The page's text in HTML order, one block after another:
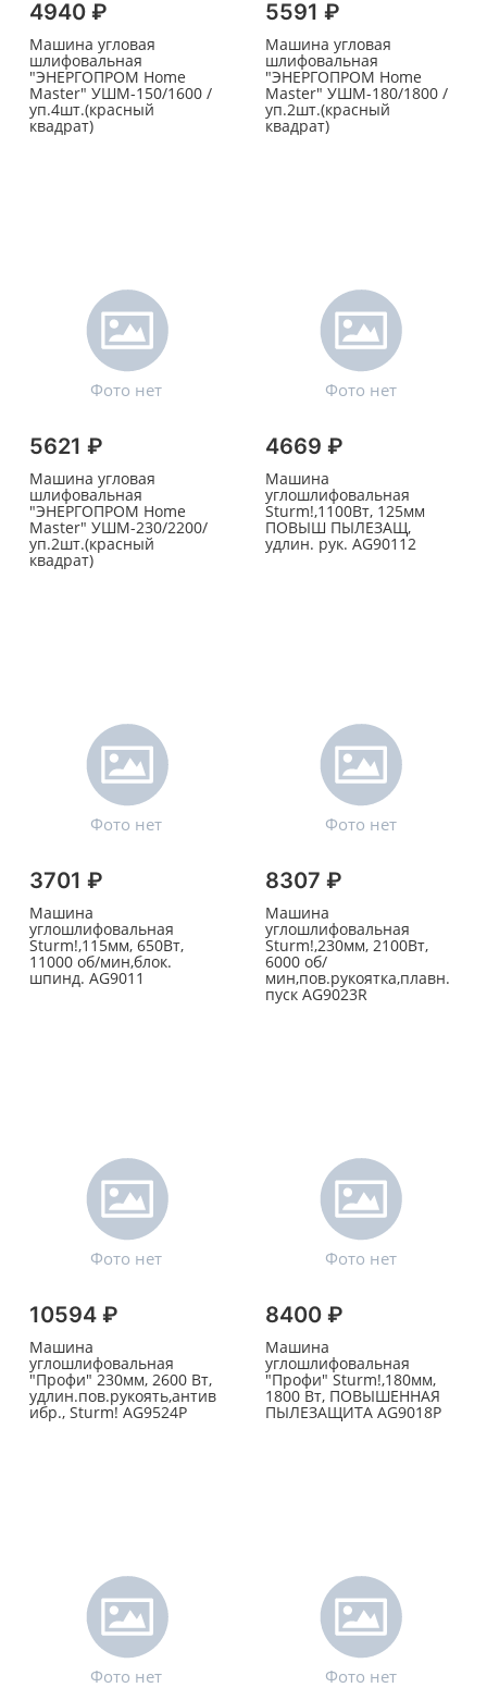
4940 ₽
Машина угловая
шлифовальная
"ЭНЕРГОПРОМ Home
Master" УШМ-150/1600 /
уп.4шт.(красный
квадрат)
5591 ₽
Машина угловая
шлифовальная
"ЭНЕРГОПРОМ Home
Master" УШМ-180/1800 /
уп.2шт.(красный
квадрат)
5621 ₽
Машина угловая
шлифовальная
"ЭНЕРГОПРОМ Home
Master" УШМ-230/2200/
уп.2шт.(красный
квадрат)
4669 ₽
Машина
углошлифовальная
Sturm!,1100Вт, 125мм
ПОВЫШ ПЫЛЕЗАЩ,
удлин. рук. AG90112
3701 ₽
Машина
углошлифовальная
Sturm!,115мм, 650Вт,
11000 об/мин,блок.
шпинд. AG9011
8307 ₽
Машина
углошлифовальная
Sturm!,230мм, 2100Вт,
6000 об/
мин,пов.рукоятка,плавн.
пуск AG9023R
10594 ₽
Машина
углошлифовальная
"Профи" 230мм, 2600 Вт,
удлин.пов.рукоять,антив
ибр., Sturm! AG9524Р
8400 ₽
Машина
углошлифовальная
"Профи" Sturm!,180мм,
1800 Вт, ПОВЫШЕННАЯ
ПЫЛЕЗАЩИТА AG9018Р